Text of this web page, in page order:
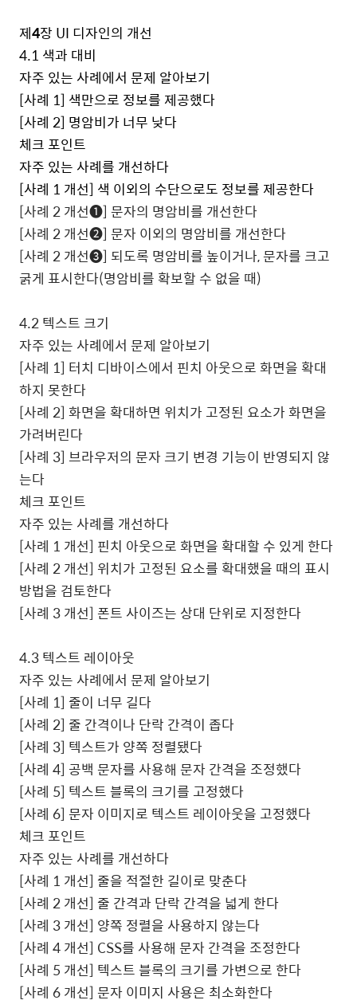
제4장 UI 디자인의 개선
4.1 색과 대비
자주 있는 사례에서 문제 알아보기
[사례 1] 색만으로 정보를 제공했다
[사례 2] 명암비가 너무 낮다
체크 포인트
자주 있는 사례를 개선하다
[사례 1 개선] 색 이외의 수단으로도 정보를 제공한다
[사례 2개선❶] 문자의 명암비를 개선한다
[사례 2개선❷] 문자 이외의 명암비를 개선한다
[사례 2개선❸] 되도록 명암비를 높이거나,문자를 크고
굵게 표시한다(명암비를 확보할 수 없을 때)
4.2텍스트 크기
자주 있는 사례에서 문제 알아보기
[사례 1] 터치 디바이스에서 핀치 아웃으로 화면을 확대
하지 못한다
[사례 2] 화면을 확대하면 위치가 고정된 요소가 화면을
가려버린다
[사례 3] 브라우저의 문자 크기 변경 기능이 반영되지 않
는다
체크 포인트
자주 있는 사례를 개선하다
[사례 1 개선] 핀치 아웃으로 화면을 확대할 수 있게 한다
[사례 2개선] 위치가 고정된 요소를 확대했을 때의 표시
방법을 검토한다
[사례 3개선] 폰트 사이즈는 상대 단위로 지정한다
4.3텍스트 레이아웃
자주 있는 사례에서 문제 알아보기
[사례 1] 줄이 너무 길다
[사례 2] 줄 간격이나 단락 간격이 좁다
[사례 3] 텍스트가 양쪽 정렬됐다
[사례 4] 공백 문자를 사용해 문자 간격을 조정했다
[사례 5] 텍스트 블록의 크기를 고정했다
[사례 6] 문자 이미지로 텍스트 레이아웃을 고정했다
체크 포인트
자주 있는 사례를 개선하다
[사례 1 개선] 줄을 적절한 길이로 맞춘다
[사례 2개선] 줄 간격과 단락 간격을 넓게 한다
[사례 3개선] 양쪽 정렬을 사용하지 않는다
[사례 4개선] CSS를 사용해 문자 간격을 조정한다
[사례 5 개선] 텍스트 블록의 크기를 가변으로 한다
[사례 6개선] 문자 이미지 사용은 최소화한다